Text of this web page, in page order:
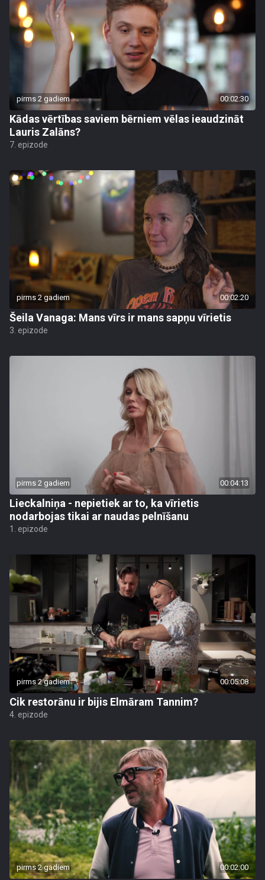
pirms 2 gadiem 00:02:30
Kādas vērtības saviem bērniem vēlas ieaudzināt
Lauris Zalāns?
7. epizode
pirms 2 gadiem 00:02:20
Šeila Vanaga: Mans vīrs ir mans sapņu vīrietis
3. epizode
pirms 2 gadiem 00:04:13
Lieckalniņa - nepietiek ar to, ka vīrietis
nodarbojas tikai ar naudas pelnīšanu
1. epizode
pirms 2 gadiem 00:05:08
Cik restorānu ir bijis Elmāram Tannim?
4. epizode
pirms 2 gadiem 00:02:00